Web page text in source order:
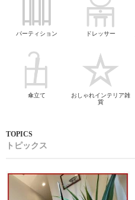
パーティション ドレッサー
傘立て
おしゃれインテリア雑
貨
トピックス